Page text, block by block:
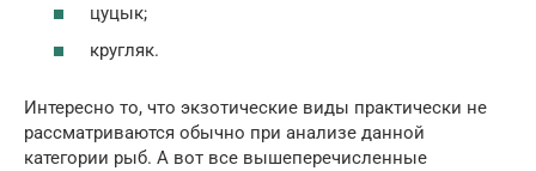
цуцык;
кругляк.
Интересно то, что экзотические виды практически не
рассматриваются обычно при анализе данной
категории рыб. А вот все вышеперечисленные